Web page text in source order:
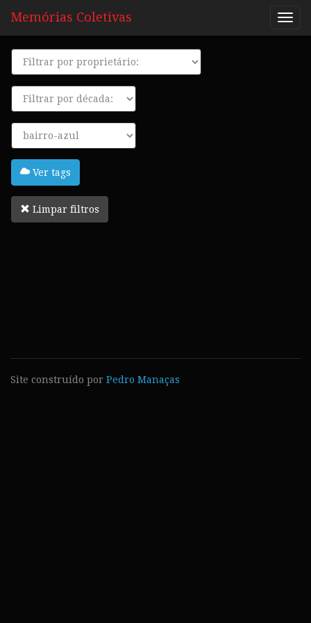
Memórias Coletivas
Proprietário
Década
Tags
Ver tags
Limpar filtros
Site construído por Pedro Manaças